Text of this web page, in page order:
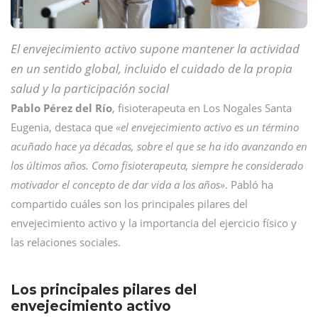
El envejecimiento activo supone mantener la actividad
en un sentido global, incluido el cuidado de la propia
salud y la participación social
Pablo Pérez del Río, fisioterapeuta en Los Nogales Santa
Eugenia, destaca que «el envejecimiento activo es un término
acuñado hace ya décadas, sobre el que se ha ido avanzando en
los últimos años. Como fisioterapeuta, siempre he considerado
motivador el concepto de dar vida a los años». Pabló ha
compartido cuáles son los principales pilares del
envejecimiento activo y la importancia del ejercicio físico y
las relaciones sociales.
Los principales pilares del
envejecimiento activo